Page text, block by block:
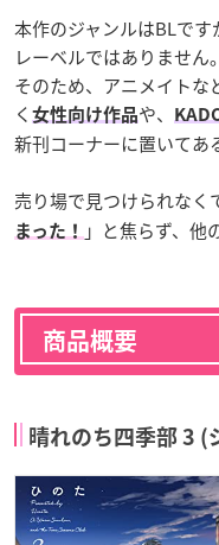
本作のジャンルはBLで
レーベルではありません。
そのため、アニメイトな
く 女性向け作品や、
新刊コーナーに置いてあ
売り場で見つけられなく
まった！
」と焦らず、他
商品概要
晴れのち四季部 3 (